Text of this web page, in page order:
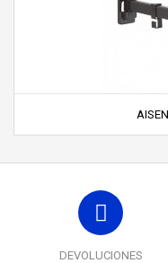
DEVOLUCIONES